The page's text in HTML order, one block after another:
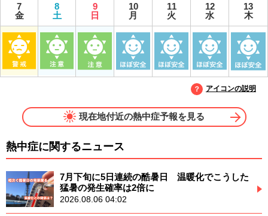
7
金
8
土
9
日
10
月
11
火
12
水
13
木
アイコンの説明
現在地付近の熱中症予報を見る
熱中症に関するニュース
7月下旬に5日連続の酷暑日 温暖化でこうした
猛暑の発生確率は2倍に
2026.08.06 04:02